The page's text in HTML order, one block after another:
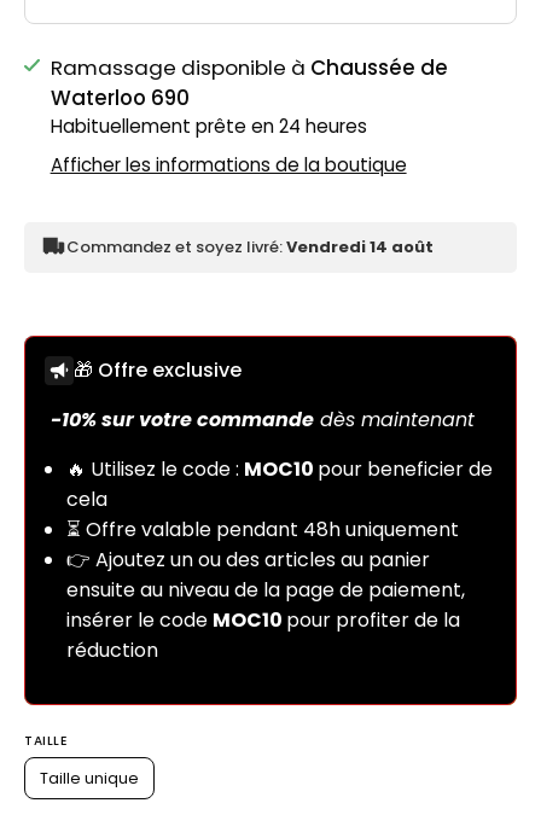
Ramassage disponible à Chaussée de
Waterloo 690
Habituellement prête en 24 heures
Afficher les informations de la boutique
Commandez et soyez livré:Vendredi 14 août
🎁 Offre exclusive
TAILLE
Taille unique